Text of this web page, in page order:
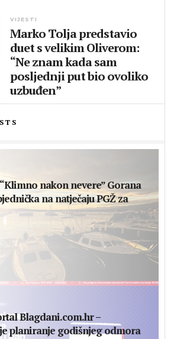
VIJESTI
Marko Tolja predstavio
duet s velikim Oliverom:
“Ne znam kada sam
posljednji put bio ovoliko
uzbuđen”
nakon nevere” Gorana
na natječaju PGŽ za
Blagdani.com.hr –
planiranje godišnjeg odmora